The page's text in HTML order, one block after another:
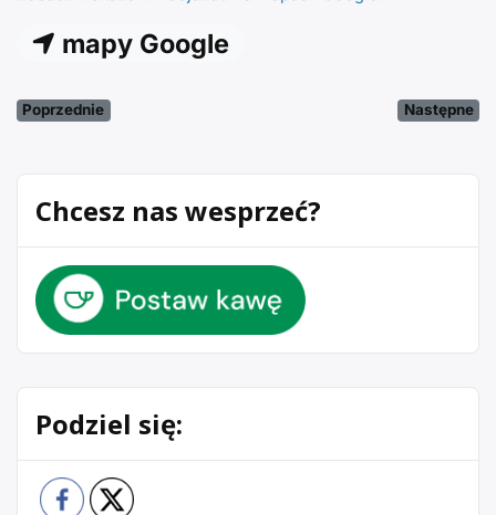
mapy Google
Poprzednie Następne
Chcesz nas wesprzeć?
Podziel się: